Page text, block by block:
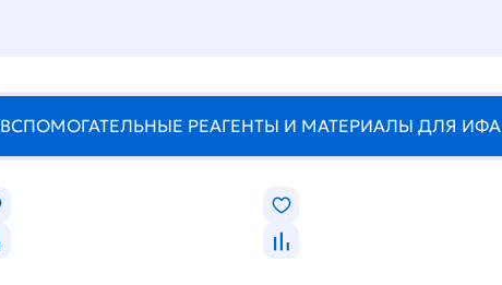
ВСПОМОГАТЕЛЬНЫЕ РЕАГЕНТЫ И МАТЕРИАЛЫ ДЛЯ ИФА